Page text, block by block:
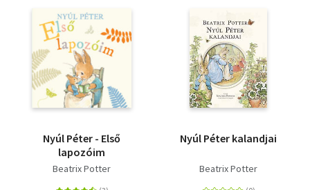
Nyúl Péter - Első
lapozóim
Beatrix Potter
Nyúl Péter kalandjai
Beatrix Potter